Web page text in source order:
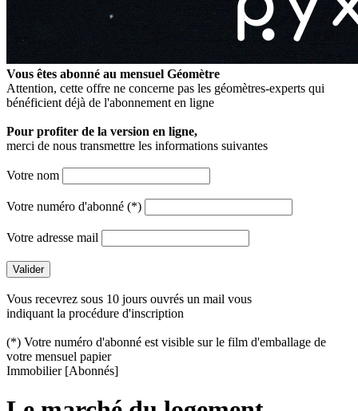
Vous êtes abonné au mensuel Géomètre
Attention, cette offre ne concerne pas les géomètres-experts qui
bénéficient déjà de l'abonnement en ligne
Pour profiter de la version en ligne,
merci de nous transmettre les informations suivantes
Votre nom
Votre numéro d'abonné (*)
Votre adresse mail
Vous recevrez sous 10 jours ouvrés un mail vous
indiquant la procédure d'inscription
(*) Votre numéro d'abonné est visible sur le film d'emballage de
votre mensuel papier
Immobilier [Abonnés]